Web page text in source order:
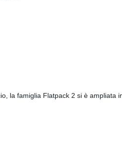
la famiglia Flatpack 2 si è ampliata